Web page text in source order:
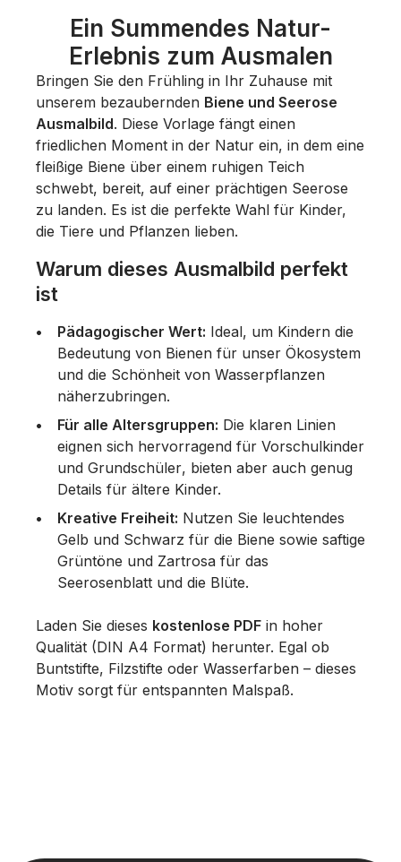
Ein Summendes Natur-
Erlebnis zum Ausmalen
Bringen Sie den Frühling in Ihr Zuhause mit
unserem bezaubernden Biene und Seerose
Ausmalbild. Diese Vorlage fängt einen
friedlichen Moment in der Natur ein, in dem eine
fleißige Biene über einem ruhigen Teich
schwebt, bereit, auf einer prächtigen Seerose
zu landen. Es ist die perfekte Wahl für Kinder,
die Tiere und Pflanzen lieben.
Warum dieses Ausmalbild perfekt
ist
Pädagogischer Wert: Ideal, um Kindern die
Bedeutung von Bienen für unser Ökosystem
und die Schönheit von Wasserpflanzen
näherzubringen.
Für alle Altersgruppen: Die klaren Linien
eignen sich hervorragend für Vorschulkinder
und Grundschüler, bieten aber auch genug
Details für ältere Kinder.
Kreative Freiheit: Nutzen Sie leuchtendes
Gelb und Schwarz für die Biene sowie saftige
Grüntöne und Zartrosa für das
Seerosenblatt und die Blüte.
Laden Sie dieses kostenlose PDF in hoher
Qualität (DIN A4 Format) herunter. Egal ob
Buntstifte, Filzstifte oder Wasserfarben – dieses
Motiv sorgt für entspannten Malspaß.